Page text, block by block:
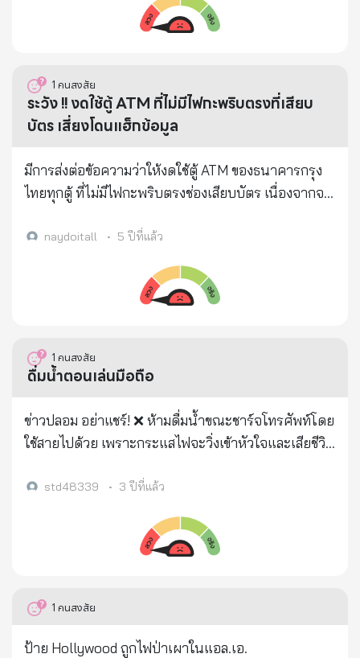
เภสัชกรรม..ไฟเซอร์เป็นเวลา 2 ทศวรรษ ศาสตราจารย์
Yeadon กล่าวว่าเป้าหมายสุดท้ายของปัจจุบันของการฉีด
ประชากร..ซึ่งจะทำให้สงครามโลกทั้งหมดที่รวมกันดู
เหมือนเป็นเพียงการสร้างมิกกี้เมาส์ 'หลายพันล้านคนได้
รับผลร้ายไปแล้ว... ความตายและเจ็บปวดรวดร้าว ที่
ชีวิตก่อนวัยอันควรอย่างแน่นอน และ 3 ปีเป็นการ
ประมาณที่เมตตาแล้วสำหรับระยะเวลาที่พวกเขาคาด
หวังว่าจะมีชีวิตอยู่ "
https://www.lifesitenews.com/news/exclusive-
you-in-a-way-that-could-lead-to-your-death
1 คนสงสัย
ระวัง !! งดใช้ตู้ ATM ที่ไม่มีไฟกะพริบตรงที่เสียบ
บัตร เสี่ยงโดนแฮ็กข้อมูล
มีการส่งต่อข้อความว่าให้งดใช้ตู้ ATM ของธนาคารกรุง
ไทยทุกตู้ ที่ไม่มีไฟกะพริบตรงช่องเสียบบัตร เนื่องจากจะ
naydoitall • 5 ปีที่แล้ว
1 คนสงสัย
ดื่มน้ำตอนเล่นมือถือ
ข่าวปลอม อย่าแชร์! ❌ ห้ามดื่มน้ำขณะชาร์จโทรศัพท์โดย
ใช้สายไปด้วย เพราะกระแสไฟจะวิ่งเข้าหัวใจและเสียชีวิต
โทรศัพท์โดยใช้สายไปด้วย เพราะกระแสไฟจะวิ่งเข้า
การตรวจสอบข้อเท็จจริง โดยศูนย์เทคโนโลยี
อิเล็กทรอนิกส์และคอมพิวเตอร์แห่งชาติ (เนคเทค-
นวัตกรรม พบว่าประเด็นดังกล่าวนั้น เป็นข้อมูลเท็จ .
โดยใช้สายไปด้วย เพราะกระแสไฟจะวิ่งเข้าหัวใจและเสีย
std48339 • 3 ปีที่แล้ว
1 คนสงสัย
ป้าย Hollywood ถูกไฟป่าเผาในแอล.เอ.